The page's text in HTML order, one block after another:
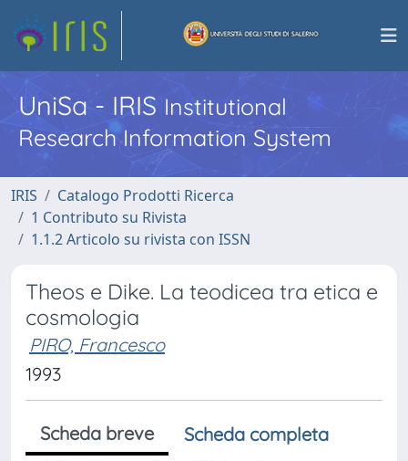
UniSa - IRISInstitutional
Research Information System
IRIS
Catalogo Prodotti Ricerca
1 Contributo su Rivista
1.1.2 Articolo su rivista con ISSN
Theos e Dike. La teodicea tra etica e
cosmologia
PIRO, Francesco
1993
Scheda breve
Scheda completa